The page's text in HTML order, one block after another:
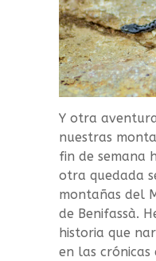
Y otra
nuestras
fin de semana
otra quedada
montañas del
de Benifassà.
historia que
en las crónicas